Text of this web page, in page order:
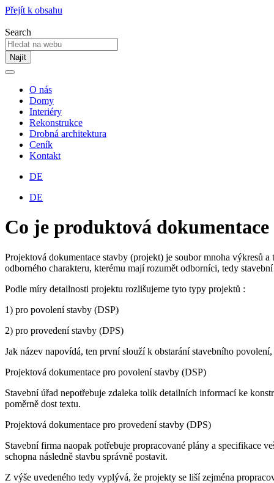
Přejít k obsahu
Search
Najít
O nás
Domy
Interiéry
Rekonstrukce
Drobná architektura
Ceník
Kontakt
DE
DE
Co je produktová dokumentace
Projektová dokumentace stavby (projekt) je soubor mnoha výkresů
odborného charakteru, kterému mají rozumět odborníci, tedy
Podle míry detailnosti projektu rozlišujeme tyto typy projektů :
1) pro povolení stavby (DSP)
2) pro provedení stavby (DPS)
Jak název napovídá, ten první slouží k obstarání stavebního
Projektová dokumentace pro povolení stavby (DSP)
Stavební úřad nepotřebuje zdaleka tolik detailních informací ke
poměrně dost textu.
Projektová dokumentace pro provedení stavby (DPS)
Stavební firma naopak potřebuje propracované plány a specifikace
schopna následně stavbu správně postavit.
Z výše uvedeného tedy vyplývá, že projekty se liší zejména